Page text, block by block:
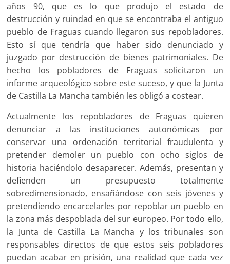
años 90, que es lo que produjo el estado de
destrucción y ruindad en que se encontraba el antiguo
pueblo de Fraguas cuando llegaron sus repobladores.
Esto sí que tendría que haber sido denunciado y
juzgado por destrucción de bienes patrimoniales. De
hecho los pobladores de Fraguas solicitaron un
informe arqueológico sobre este suceso, y que la Junta
de Castilla La Mancha también les obligó a costear.
Actualmente los repobladores de Fraguas quieren
denunciar a las instituciones autonómicas por
conservar una ordenación territorial fraudulenta y
pretender demoler un pueblo con ocho siglos de
historia haciéndolo desaparecer. Además, presentan y
defienden un presupuesto totalmente
sobredimensionado, ensañándose con seis jóvenes y
pretendiendo encarcelarles por repoblar un pueblo en
la zona más despoblada del sur europeo. Por todo ello,
la Junta de Castilla La Mancha y los tribunales son
responsables directos de que estos seis pobladores
puedan acabar en prisión, una realidad que cada vez